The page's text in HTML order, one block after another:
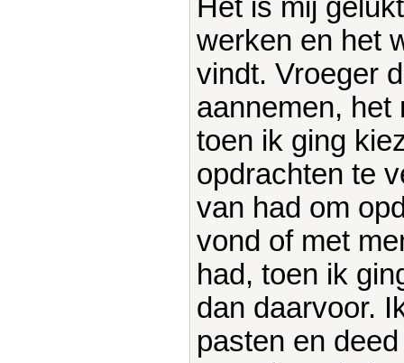
Het is mij
werken en het
vindt. Vroeger
aannemen, het
toen ik ging
opdrachten te
van had om
vond of met
had, toen ik
dan daarvoor.
pasten en